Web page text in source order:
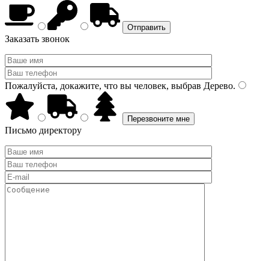
Заказать звонок
Пожалуйста, докажите, что вы человек, выбрав Дерево.
Письмо директору